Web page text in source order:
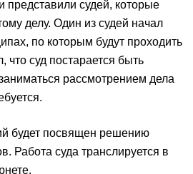
представили судей, которые
делу. Один из судей начал
по которым будут проходить
суд постарается быть
рассмотрением дела
будет посвящен решению
Работа суда транслируется в